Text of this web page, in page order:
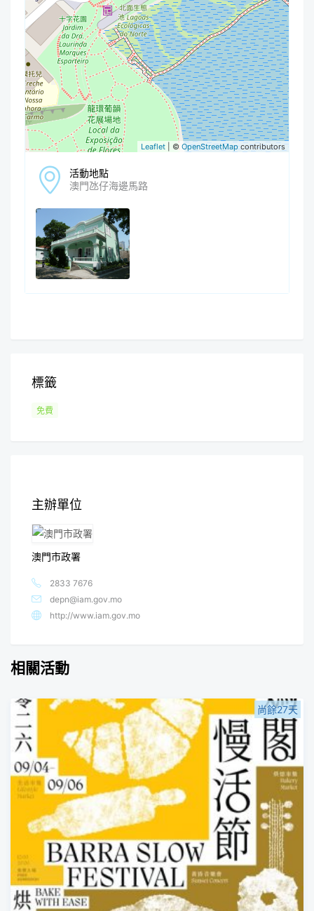
Leaflet | © OpenStreetMapcontributors
活動地點
澳門氹仔海邊馬路
標籤
免費
主辦單位
澳門市政署
2833 7676
depn@iam.gov.mo
http://www.iam.gov.mo
相關活動
尚餘27天